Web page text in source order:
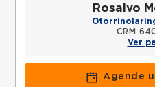
Rosalvo
CRM
Ver
Agende